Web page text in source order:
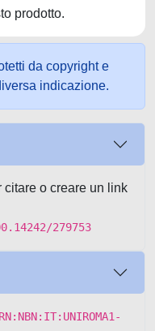
prodotto.
da copyright e
indicazione.
o creare un link
279753